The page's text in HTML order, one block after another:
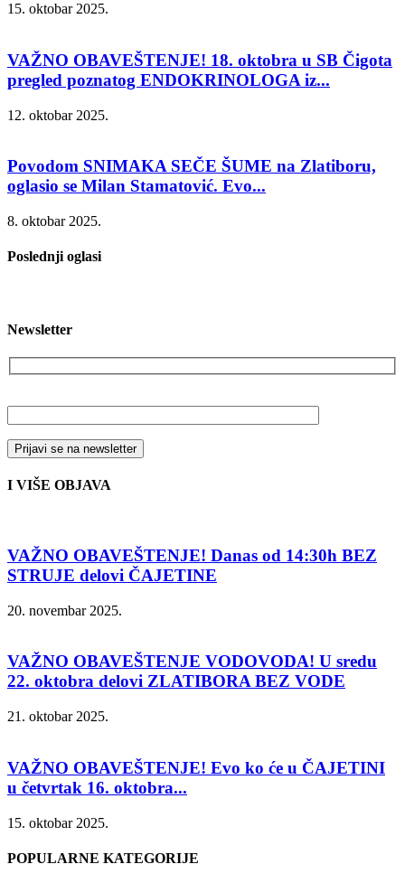
15. oktobar 2025.
VAŽNO OBAVEŠTENJE! 18. oktobra u SB Čigota
pregled poznatog ENDOKRINOLOGA iz...
12. oktobar 2025.
Povodom SNIMAKA SEČE ŠUME na Zlatiboru,
oglasio se Milan Stamatović. Evo...
8. oktobar 2025.
Poslednji oglasi
Newsletter
I VIŠE OBJAVA
VAŽNO OBAVEŠTENJE! Danas od 14:30h BEZ
STRUJE delovi ČAJETINE
20. novembar 2025.
VAŽNO OBAVEŠTENJE VODOVODA! U sredu
22. oktobra delovi ZLATIBORA BEZ VODE
21. oktobar 2025.
VAŽNO OBAVEŠTENJE! Evo ko će u ČAJETINI
u četvrtak 16. oktobra...
15. oktobar 2025.
POPULARNE KATEGORIJE